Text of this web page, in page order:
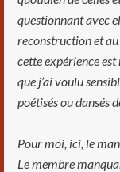
questionnant avec
reconstruction et
cette expérience est
que j’ai voulu
poétisés ou dansés
Pour moi, ici, le
Le membre